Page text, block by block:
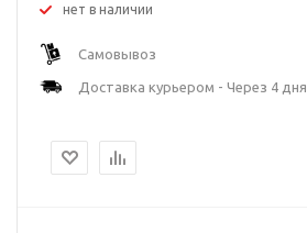
Нет в наличии
Самовывоз
Доставка курьером - Через 4 дня